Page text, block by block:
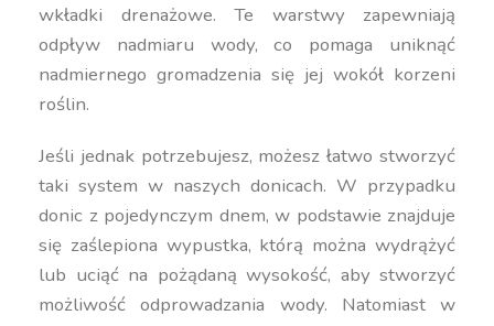
wkładki drenażowe. Te warstwy zapewniają
odpływ nadmiaru wody, co pomaga uniknąć
nadmiernego gromadzenia się jej wokół korzeni
roślin.
Jeśli jednak potrzebujesz, możesz łatwo stworzyć
taki system w naszych donicach. W przypadku
donic z pojedynczym dnem, w podstawie znajduje
się zaślepiona wypustka, którą można wydrążyć
lub uciąć na pożądaną wysokość, aby stworzyć
możliwość odprowadzania wody. Natomiast w